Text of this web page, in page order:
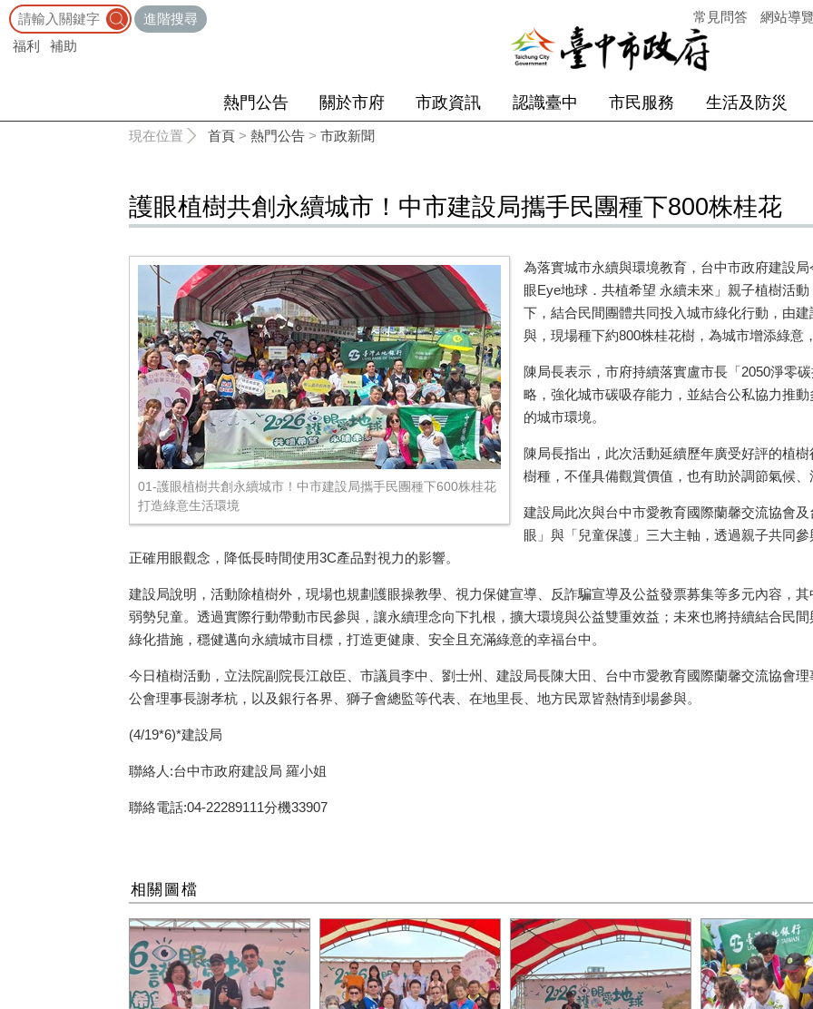
進階搜尋
福利
補助
常見問答 網站導
熱門公告 關於市府 市政資訊 認識臺中 市民服務 生活及防災
現在位置 首頁 > 熱門公告 > 市政新聞
護眼植樹共創永續城市！中市建設局攜手民團種下800株桂花
01-護眼植樹共創永續城市！中市建設局攜手民團種下600株桂花
打造綠意生活環境
為落實城市永續與環境教育，台中市政府建設
眼Eye地球．共植希望 永續未來」親子植樹活
下，結合民間團體共同投入城市綠化行動，由
與，現場種下約800株桂花樹，為城市增添綠意
陳局長表示，市府持續落實盧市長「2050淨零
略，強化城市碳吸存能力，並結合公私協力推
的城市環境。
陳局長指出，此次活動延續歷年廣受好評的植
樹種，不僅具備觀賞價值，也有助於調節氣候
建設局此次與台中市愛教育國際蘭馨交流協會
眼」與「兒童保護」三大主軸，透過親子共同
正確用眼觀念，降低長時間使用3C產品對視力的影響。
建設局說明，活動除植樹外，現場也規劃護眼操教學、視力保健宣導、反詐騙宣導及公益發票募集等多元內容，
弱勢兒童。透過實際行動帶動市民參與，讓永續理念向下扎根，擴大環境與公益雙重效益；未來也將持續結合民
綠化措施，穩健邁向永續城市目標，打造更健康、安全且充滿綠意的幸福台中。
今日植樹活動，立法院副院長江啟臣、市議員李中、劉士州、建設局長陳大田、台中市愛教育國際蘭馨交流協會
公會理事長謝孝杭，以及銀行各界、獅子會總監等代表、在地里長、地方民眾皆熱情到場參與。
(4/19*6)*建設局
聯絡人:台中市政府建設局 羅小姐
聯絡電話:04-22289111分機33907
相關圖檔